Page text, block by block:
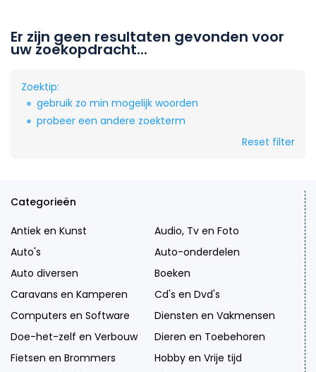
Er zijn geen resultaten gevonden voor
uw zoekopdracht...
Zoektip:
gebruik zo min mogelijk woorden
probeer een andere zoekterm
Reset filter
Categorieën
Antiek en Kunst
Audio, Tv en Foto
Auto's
Auto-onderdelen
Auto diversen
Boeken
Caravans en Kamperen
Cd's en Dvd's
Computers en Software
Diensten en Vakmensen
Doe-het-zelf en Verbouw
Dieren en Toebehoren
Fietsen en Brommers
Hobby en Vrije tijd